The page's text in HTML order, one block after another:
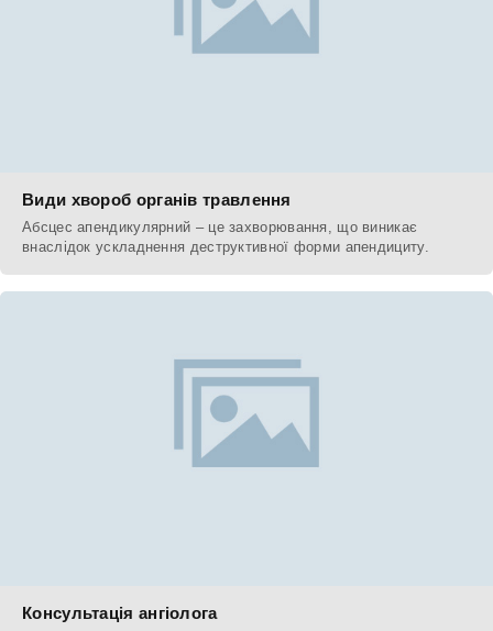
Види хвороб органів травлення
Абсцес апендикулярний – це захворювання, що виникає
внаслідок ускладнення деструктивної форми апендициту.
Консультація ангіолога